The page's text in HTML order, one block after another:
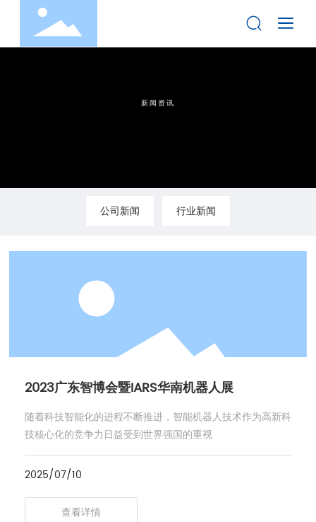
新闻资讯
公司新闻 行业新闻
2023广东智博会暨IARS华南机器人展
随着科技智能化的进程不断推进，智能机器人技术作为高新科
技核心化的竞争力日益受到世界强国的重视
2025/07/10
查看详情